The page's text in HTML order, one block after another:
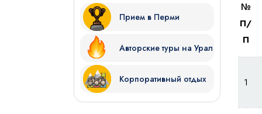
Прием в Перми
Авторские туры на Урал
Корпоративный отдых
№
П/
П
1